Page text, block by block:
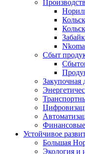
Сбыт
Закупочная
Устойчивое
Большая
Экология и